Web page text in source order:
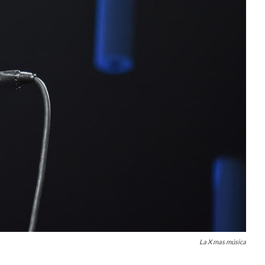
La X mas música